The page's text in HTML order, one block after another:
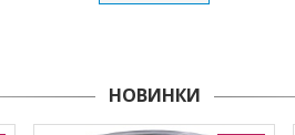
НОВИНКИ